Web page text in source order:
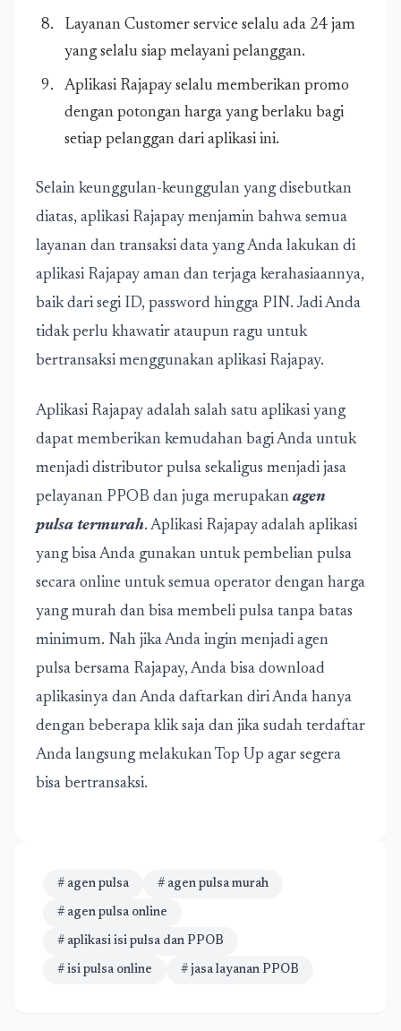
Layanan Customer service selalu ada 24 jam
yang selalu siap melayani pelanggan.
Aplikasi Rajapay selalu memberikan promo
dengan potongan harga yang berlaku bagi
setiap pelanggan dari aplikasi ini.
Selain keunggulan-keunggulan yang disebutkan
diatas, aplikasi Rajapay menjamin bahwa semua
layanan dan transaksi data yang Anda lakukan di
aplikasi Rajapay aman dan terjaga kerahasiaannya,
baik dari segi ID, password hingga PIN. Jadi Anda
tidak perlu khawatir ataupun ragu untuk
bertransaksi menggunakan aplikasi Rajapay.
Aplikasi Rajapay adalah salah satu aplikasi yang
dapat memberikan kemudahan bagi Anda untuk
menjadi distributor pulsa sekaligus menjadi jasa
pelayanan PPOB dan juga merupakan agen
pulsa termurah. Aplikasi Rajapay adalah aplikasi
yang bisa Anda gunakan untuk pembelian pulsa
secara online untuk semua operator dengan harga
yang murah dan bisa membeli pulsa tanpa batas
minimum. Nah jika Anda ingin menjadi agen
pulsa bersama Rajapay, Anda bisa download
aplikasinya dan Anda daftarkan diri Anda hanya
dengan beberapa klik saja dan jika sudah terdaftar
Anda langsung melakukan Top Up agar segera
bisa bertransaksi.
# agen pulsa # agen pulsa murah
# agen pulsa online
# aplikasi isi pulsa dan PPOB
# isi pulsa online # jasa layanan PPOB